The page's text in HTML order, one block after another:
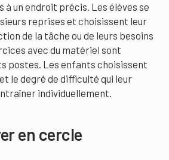
un endroit précis. Les élèves se
reprises et choisissent leur
de la tâche ou de leurs besoins
avec du matériel sont
postes. Les enfants choisissent
le degré de difficulté qui leur
individuellement.
en cercle